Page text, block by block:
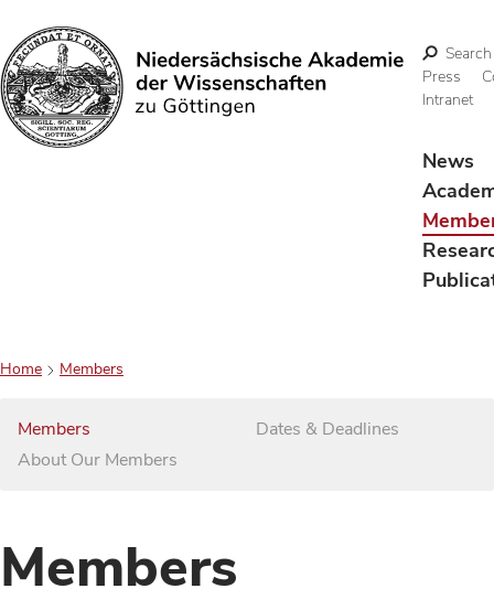
Search
Search
Press
Intranet
News
Home Members
Members
About Our Members
Dates & Deadlines
Members